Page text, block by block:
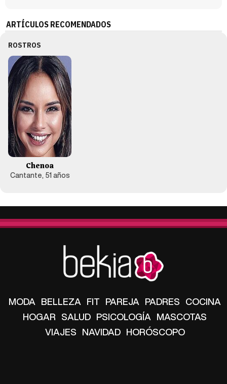
ARTÍCULOS RECOMENDADOS
ROSTROS
Chenoa
Cantante, 51 años
MODA BELLEZA FIT PAREJA PADRES COCINA
HOGAR SALUD PSICOLOGÍA MASCOTAS
VIAJES NAVIDAD HORÓSCOPO